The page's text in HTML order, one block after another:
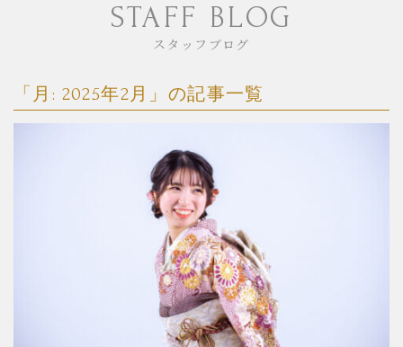
STAFF BLOG
スタッフブログ
「月: 2025年2月 」の記事一覧